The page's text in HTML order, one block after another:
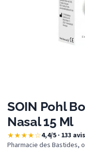
SOIN Pohl
Nasal 15 Ml
★★★★☆4,4/5 · 133
Pharmacie des Bastides,